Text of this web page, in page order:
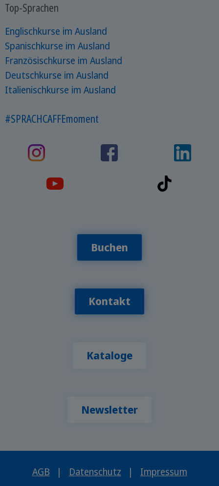
Top-Sprachen
Englischkurse im Ausland
Spanischkurse im Ausland
Französischkurse im Ausland
Deutschkurse im Ausland
Italienischkurse im Ausland
#SPRACHCAFFEmoment
Buchen
Kontakt
Kataloge
Newsletter
AGB | Datenschutz | Impressum